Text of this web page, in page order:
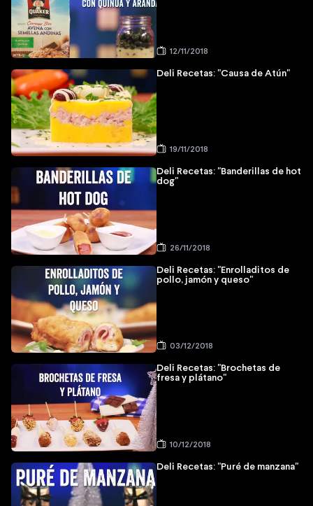
12/11/2018
Deli Recetas: "Causa de Atún"
19/11/2018
Deli Recetas: "Banderillas de hot
dog"
26/11/2018
Deli Recetas: "Enrolladitos de
pollo, jamón y queso"
03/12/2018
Deli Recetas: "Brochetas de
fresa y plátano"
10/12/2018
Deli Recetas: "Puré de manzana"